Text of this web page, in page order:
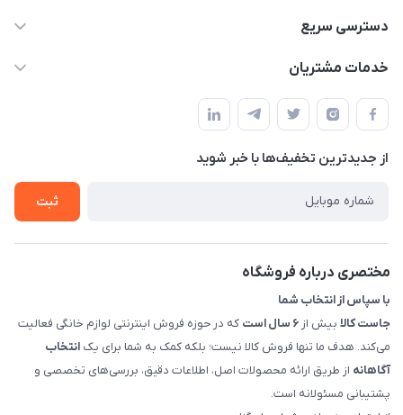
09398557137
سمت چپ (فروشگاه صوتی عباسی) - "تحویل حضوری فقط با
هماهنگی"
دسترسی سریع
لیست محصولات
حساب کاربری
تماس با ما
خدمات مشتریان
راهنما
پرسش های شما
شرایط و ضوابط گارانتی
روش های بازگرداندن کالا
از جدید‌ترین تخفیف‌ها با‌ خبر شوید
ثبت
مختصری درباره فروشگاه
با سپاس از انتخاب شما
جاست کالا بیش از ۶ سال است
که در حوزه فروش اینترنتی لوازم خانگی فعالیت
می‌کند. هدف ما تنها فروش کالا نیست؛ بلکه کمک به شما برای یک انتخاب
آگاهانه از طریق ارائه محصولات اصل، اطلاعات دقیق، بررسی‌های تخصصی و
پشتیبانی مسئولانه است.